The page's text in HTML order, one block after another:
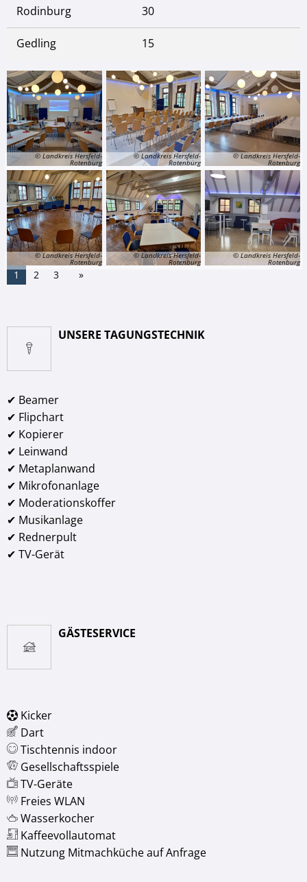
Rodinburg 30
Gedling 15
© Landkreis Hersfeld-
Rotenburg
© Landkreis Hersfeld-
Rotenburg
© Landkreis Hersfeld-
Rotenburg
© Landkreis Hersfeld-
Rotenburg
© Landkreis Hersfeld-
Rotenburg
© Landkreis Hersfeld-
Rotenburg
1 2 3
UNSERE TAGUNGSTECHNIK
✔ Beamer
✔ Flipchart
✔ Kopierer
✔ Leinwand
✔ Metaplanwand
✔ Mikrofonanlage
✔ Moderationskoffer
✔ Musikanlage
✔ Rednerpult
✔ TV-Gerät
GÄSTESERVICE
Kicker
Dart
Tischtennis indoor
Gesellschaftsspiele
TV-Geräte
Freies WLAN
Wasserkocher
Kaffeevollautomat
Nutzung Mitmachküche auf Anfrage